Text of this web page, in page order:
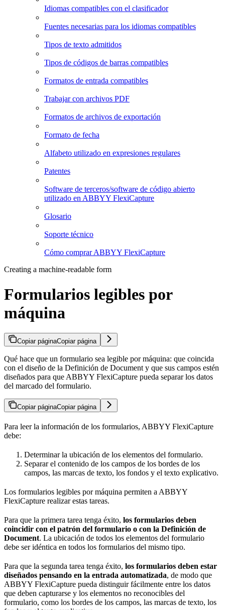
Idiomas compatibles con el clasificador
Fuentes necesarias para los idiomas compatibles
Tipos de texto admitidos
Tipos de códigos de barras compatibles
Formatos de entrada compatibles
Trabajar con archivos PDF
Formatos de archivos de exportación
Formato de fecha
Alfabeto utilizado en expresiones regulares
Patentes
Software de terceros/software de código abierto
utilizado en ABBYY FlexiCapture
Glosario
Soporte técnico
Cómo comprar ABBYY FlexiCapture
Creating a machine-readable form
Formularios legibles por
máquina
Copiar páginaCopiar página
Qué hace que un formulario sea legible por máquina: que coincida
con el diseño de la Definición de Document y que sus campos estén
diseñados para que ABBYY FlexiCapture pueda separar los datos
del marcado del formulario.
Copiar páginaCopiar página
Para leer la información de los formularios, ABBYY FlexiCapture
debe:
Determinar la ubicación de los elementos del formulario.
Separar el contenido de los campos de los bordes de los
campos, las marcas de texto, los fondos y el texto explicativo.
Los formularios legibles por máquina permiten a ABBYY
FlexiCapture realizar estas tareas.
Para que la primera tarea tenga éxito, los formularios deben
coincidir con el patrón del formulario o con la Definición de
Document. La ubicación de todos los elementos del formulario
debe ser idéntica en todos los formularios del mismo tipo.
Para que la segunda tarea tenga éxito, los formularios deben estar
diseñados pensando en la entrada automatizada, de modo que
ABBYY FlexiCapture pueda distinguir fácilmente entre los datos
que deben capturarse y los elementos no reconocibles del
formulario, como los bordes de los campos, las marcas de texto, los